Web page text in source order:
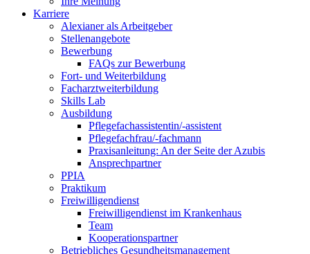
Karriere
Alexianer als Arbeitgeber
Stellenangebote
Bewerbung
FAQs zur Bewerbung
Fort- und Weiterbildung
Facharztweiterbildung
Skills Lab
Ausbildung
Pflegefachassistentin/-assistent
Pflegefachfrau/-fachmann
Praxisanleitung: An der Seite der Azubis
Ansprechpartner
PPIA
Praktikum
Freiwilligendienst
Freiwilligendienst im Krankenhaus
Team
Kooperationspartner
Betriebliches Gesundheitsmanagement